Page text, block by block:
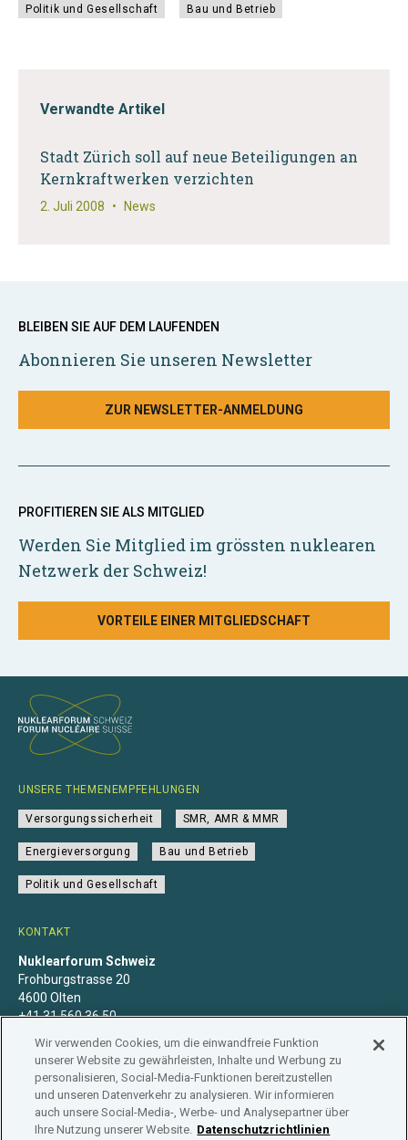
Politik und Gesellschaft Bau und Betrieb
Verwandte Artikel
Stadt Zürich soll auf neue Beteiligungen an
Kernkraftwerken verzichten
2. Juli 2008 • News
BLEIBEN SIE AUF DEM LAUFENDEN
Abonnieren Sie unseren Newsletter
ZUR NEWSLETTER-ANMELDUNG
PROFITIEREN SIE ALS MITGLIED
Werden Sie Mitglied im grössten nuklearen
Netzwerk der Schweiz!
VORTEILE EINER MITGLIEDSCHAFT
KONTAKT
Nuklearforum Schweiz
Frohburgstrasse 20
4600 Olten
+41 31 560 36 50
UNSERE THEMENEMPFEHLUNGEN
Versorgungssicherheit SMR, AMR & MMR
Energieversorgung Bau und Betrieb
Politik und Gesellschaft
Datenschutzerklärung Impressum Mitgliedschaft
Wir verwenden Cookies, um die einwandfreie Funktion
unserer Website zu gewährleisten, Inhalte und Werbung zu
personalisieren, Social-Media-Funktionen bereitzustellen
und unseren Datenverkehr zu analysieren. Wir informieren
auch unsere Social-Media-, Werbe- und Analysepartner über
Ihre Nutzung unserer Website. Datenschutzrichtlinien